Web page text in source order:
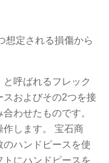
想定される損傷から
と呼ばれるフレック
スおよびその2つを接
わせたものです。
作します。 宝石商
ハンドピースを使
にハンドピースを